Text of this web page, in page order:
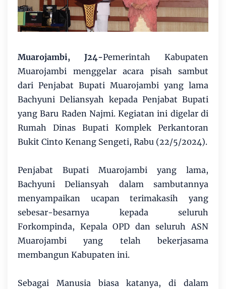
Muarojambi, J24-Pemerintah Kabupaten
Muarojambi menggelar acara pisah sambut
dari Penjabat Bupati Muarojambi yang lama
Bachyuni Deliansyah kepada Penjabat Bupati
yang Baru Raden Najmi. Kegiatan ini digelar di
Rumah Dinas Bupati Komplek Perkantoran
Bukit Cinto Kenang Sengeti, Rabu (22/5/2024).
Penjabat Bupati Muarojambi yang lama,
Bachyuni Deliansyah dalam sambutannya
menyampaikan ucapan terimakasih yang
sebesar-besarnya kepada seluruh
Forkompinda, Kepala OPD dan seluruh ASN
Muarojambi yang telah bekerjasama
membangun Kabupaten ini.
Sebagai Manusia biasa katanya, di dalam